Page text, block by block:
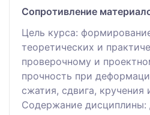
Сопротивление
Цель курса:
теоретических и
проверочному и
прочность при
сжатия, сдвига, кручения
Cодержание